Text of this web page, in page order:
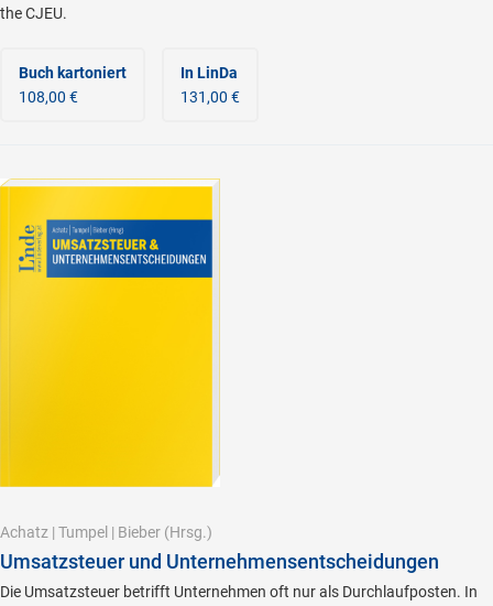
the CJEU.
Buch kartoniert
108,00 €
In LinDa
131,00 €
Achatz | Tumpel | Bieber (Hrsg.)
Umsatzsteuer und Unternehmensentscheidungen
Die Umsatzsteuer betrifft Unternehmen oft nur als Durchlaufposten. In